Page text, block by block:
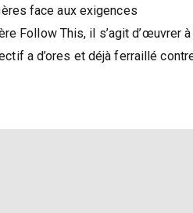
face aux exigences
Follow This, il s’agit d’œuvrer à
a d’ores et déjà ferraillé